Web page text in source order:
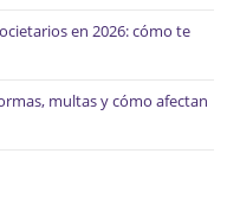
en 2026: cómo te
multas y cómo afectan